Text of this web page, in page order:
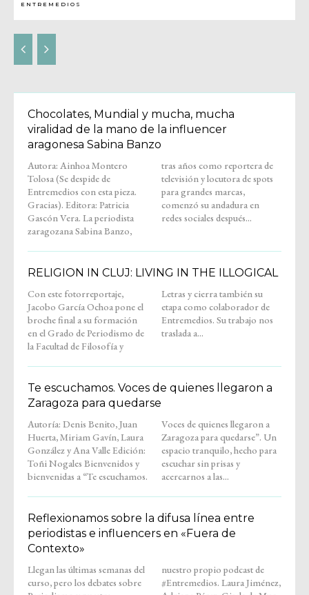
ENTREMEDIOS
Chocolates, Mundial y mucha, mucha
viralidad de la mano de la influencer
aragonesa Sabina Banzo
Autora: Ainhoa Montero
Tolosa (Se despide de
Entremedios con esta pieza.
Gracias). Editora: Patricia
Gascón Vera. La periodista
zaragozana Sabina Banzo,
tras años como reportera de
televisión y locutora de spots
para grandes marcas,
comenzó su andadura en
redes sociales después...
RELIGION IN CLUJ: LIVING IN THE ILLOGICAL
Con este fotorreportaje,
Jacobo García Ochoa pone el
broche final a su formación
en el Grado de Periodismo de
la Facultad de Filosofía y
Letras y cierra también su
etapa como colaborador de
Entremedios. Su trabajo nos
traslada a...
Te escuchamos. Voces de quienes llegaron a
Zaragoza para quedarse
Autoría: Denis Benito, Juan
Huerta, Miriam Gavín, Laura
González y Ana Valle Edición:
Toñi Nogales Bienvenidos y
bienvenidas a “Te escuchamos.
Voces de quienes llegaron a
Zaragoza para quedarse”. Un
espacio tranquilo, hecho para
escuchar sin prisas y
acercarnos a las...
Reflexionamos sobre la difusa línea entre
periodistas e influencers en «Fuera de
Contexto»
Llegan las últimas semanas del
curso, pero los debates sobre
nuestro propio podcast de
#Entremedios. Laura Jiménez,